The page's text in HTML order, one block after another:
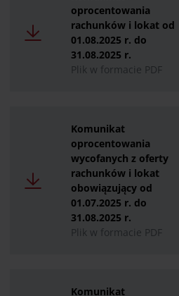
oprocentowania
rachunków i lokat od
01.08.2025 r. do
31.08.2025 r.
Plik w formacie PDF
Komunikat
oprocentowania
wycofanych z oferty
rachunków i lokat
obowiązujący od
01.07.2025 r. do
31.08.2025 r.
Plik w formacie PDF
Komunikat